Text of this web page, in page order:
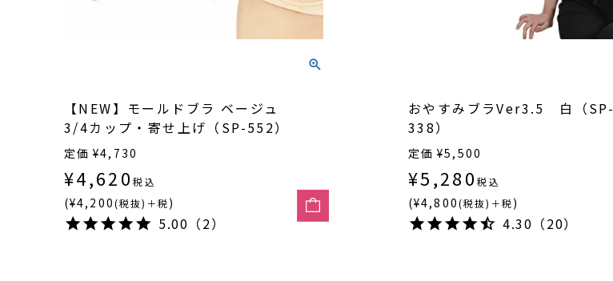
【NEW】モールドブラ ベージュ
3/4カップ・寄せ上げ（SP-552）
定価 ¥4,730
¥4,620 税込
(¥4,200(税抜)＋税)
5.00（2）
おやすみブラVer3.5 白（SP-
338）
定価 ¥5,500
¥5,280 税込
(¥4,800(税抜)＋税)
4.30（20）